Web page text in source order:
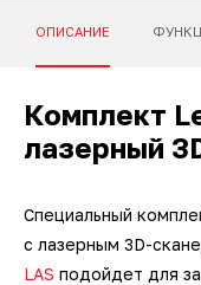
ОПИСАНИЕ
Комплект
лазерный
Специальный
c лазерным 3D-
LAS подойдет для